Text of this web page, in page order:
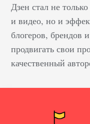
Дзен стал не
и видео, но и
блогеров,
продвигать свои
качественный